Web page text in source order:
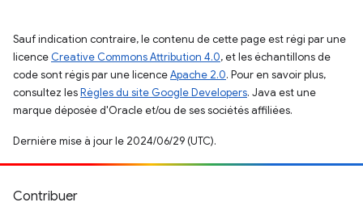
Sauf indication contraire, le contenu de cette page est régi par une
licence Creative Commons Attribution 4.0, et les échantillons de
code sont régis par une licenceApache 2.0. Pour en savoir plus,
consultez lesRègles du site Google Developers. Java est une
marque déposée d'Oracle et/ou de ses sociétés affiliées.
Dernière mise à jour le 2024/06/29 (UTC).
Contribuer